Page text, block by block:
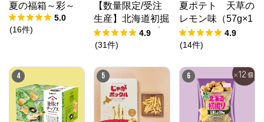
夏の福箱～彩～
5.0
(16件)
【数量限定/受注
生産】北海道初掘
りポテトチップ
ス 北海道うすし
個）
4.9
(31件)
夏ポテト 天草の
レモン味（57g×1
2個）
4.9
(14件)
4 5 6